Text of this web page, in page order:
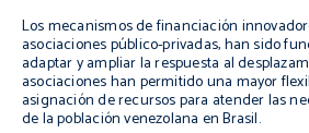
Los mecanismos de financiación
asociaciones público-privadas, han sido
adaptar y ampliar la respuesta al
asociaciones han permitido una mayor
asignación de recursos para atender las
de la población venezolana en Brasil.